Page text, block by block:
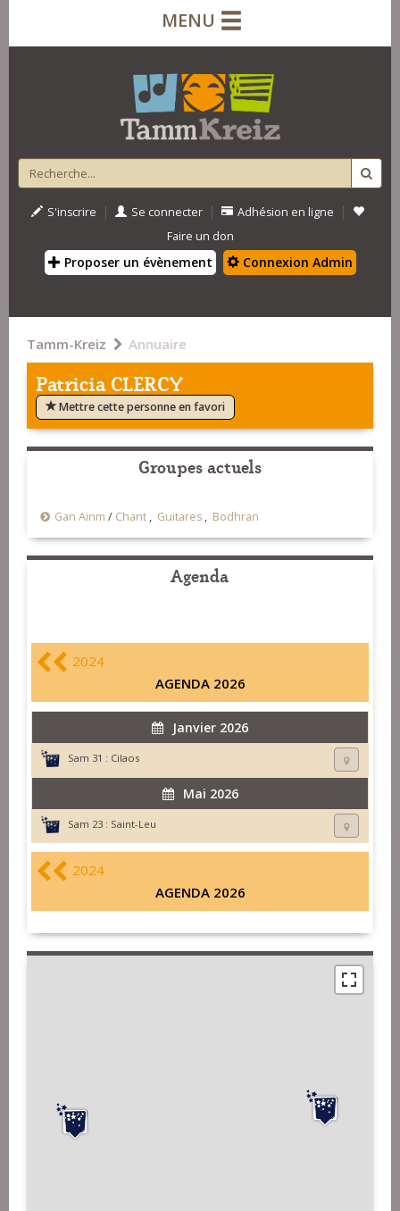
MENU
S'inscrire | Se connecter | Adhésion en ligne |
Faire un don
Proposer un évènement Connexion Admin
Tamm-Kreiz Annuaire
Patricia CLERCY
Mettre cette personne en favori
Groupes actuels
Gan Ainm / Chant , Guitares , Bodhran
Agenda
2024
AGENDA 2026
Janvier 2026
Sam 31 : Cilaos
Mai 2026
Sam 23 : Saint-Leu
2024
AGENDA 2026